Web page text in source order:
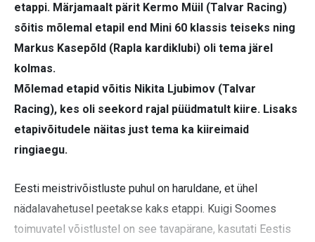
etappi. Märjamaalt pärit Kermo Müil (Talvar Racing)
sõitis mõlemal etapil end Mini 60 klassis teiseks ning
Markus Kasepõld (Rapla kardiklubi) oli tema järel
kolmas.
Mõlemad etapid võitis Nikita Ljubimov (Talvar
Racing), kes oli seekord rajal püüdmatult kiire. Lisaks
etapivõitudele näitas just tema ka kiireimaid
ringiaegu.
Eesti meistrivõistluste puhul on haruldane, et ühel
nädalavahetusel peetakse kaks etappi. Kuigi Soomes
toimuvatel võistlustel on see tavapärane, kasutati Eestis